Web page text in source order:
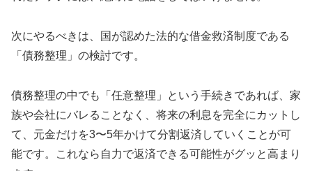
次にやるべきは、国が認めた法的な借金救済制度である
「債務整理」の検討です。
債務整理の中でも「任意整理」という手続きであれば、家
族や会社にバレることなく、将来の利息を完全にカットし
て、元金だけを3〜5年かけて分割返済していくことが可
能です。これなら自力で返済できる可能性がグッと高まり